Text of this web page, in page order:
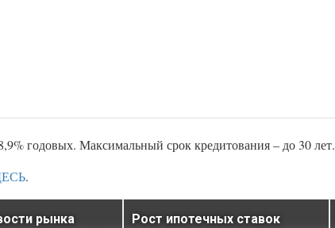
годовых. Максимальный срок кредитования – до 30 лет.
.
рынка
Рост ипотечных ставок